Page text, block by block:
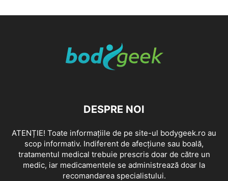
DESPRE NOI
ATENȚIE! Toate informațiile de pe site-ul bodygeek.ro au
scop informativ. Indiferent de afecțiune sau boală,
tratamentul medical trebuie prescris doar de către un
medic, iar medicamentele se administrează doar la
recomandarea specialistului.